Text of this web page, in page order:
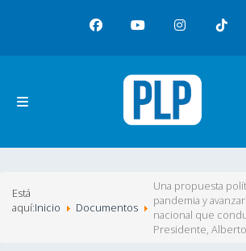
Está
aquí:Inicio Documentos
Una propuesta
pandemia y
nacional que
Presidente,